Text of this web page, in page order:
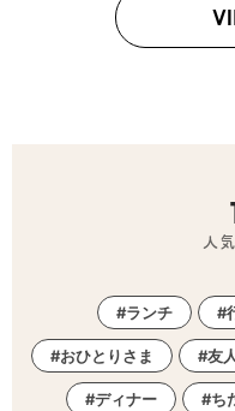
人
ランチ
おひとりさま 友
ディナー ち